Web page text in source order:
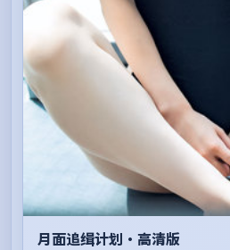
月面追缉计划·高清版